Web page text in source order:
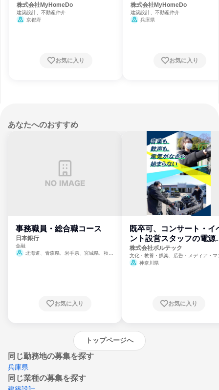
株式会社MyHomeDo
建築設計、不動産仲介
京都府
お気に入り
株式会社MyHomeDo
建築設計、不動産仲介
兵庫県
お気に入り
あなたへのおすすめ
事務職員・総合職コース
日本銀行
金融
北海道、青森県、岩手県、宮城県、秋田
崎県、熊本県、大分県、宮崎県、鹿児島県、
お気に入り
既卒可、コンサート・イ
ント設営スタッフの電源
門
株式会社ボルテック
文化・教養・娯楽、広告・メディア・マ
ミ、電力・ガス・水道・エネルギー
神奈川県
お気に入り
トップページへ
同じ勤務地の募集を探す
兵庫県
同じ業種の募集を探す